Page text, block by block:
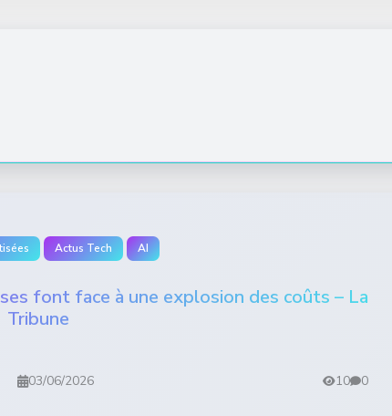
Actus Tech AI
font face à une explosion des coûts – La
Tribune
03/06/2026 10 0